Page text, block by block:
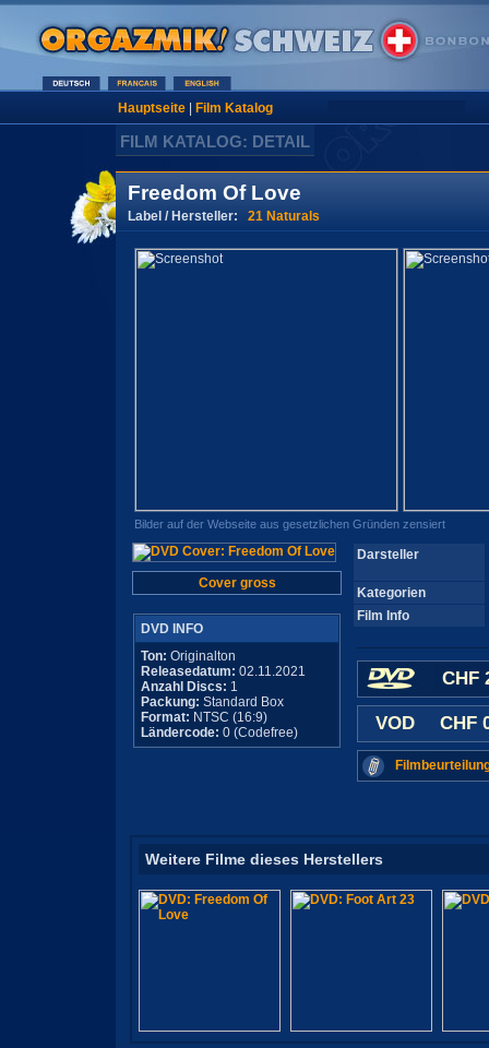
Hauptseite| Film Katalog
FILM KATALOG: DETAIL
Freedom Of Love
Label / Hersteller: 21 Naturals
Bilder auf der Webseite aus gesetzlichen Gründen zensiert
Cover gross
DVD INFO
Ton: Originalton
Releasedatum: 02.11.2021
Anzahl Discs: 1
Packung: Standard Box
Format: NTSC (16:9)
Ländercode: 0 (Codefree)
Darsteller
Kategorien
Film Info
CHF
VOD CHF
Weitere Filme dieses Herstellers